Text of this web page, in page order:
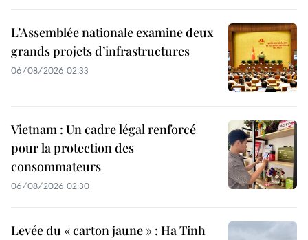
L’Assemblée nationale examine deux
grands projets d’infrastructures
06/08/2026 02:33
Vietnam : Un cadre légal renforcé
pour la protection des
consommateurs
06/08/2026 02:30
Levée du « carton jaune » : Ha Tinh